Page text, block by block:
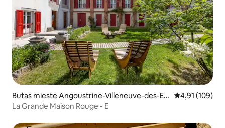
Butas mieste Angoustrine-Villeneuve-des-Es
caldes
Vidutinis
4,91 (109)
La Grande Maison Rouge - E